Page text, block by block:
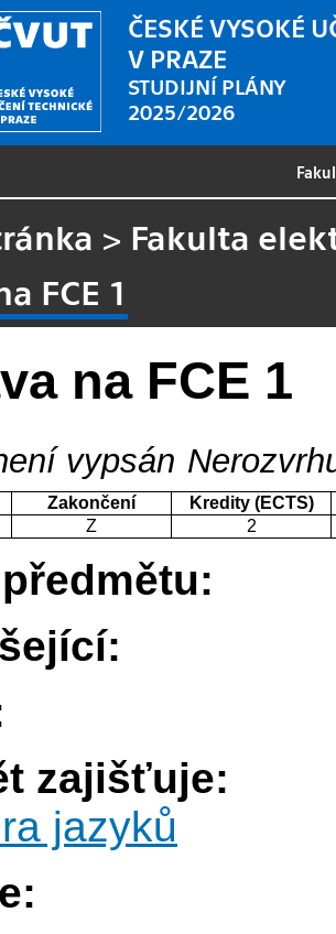
ČESKÉ VYSOKÉ
V PRAZE
STUDIJNÍ PLÁNY
2025/2026
> Fakulta
FCE 1
na FCE 1
vypsán
Zakončení
Kredity (ECTS)
Z 2
zajišťuje:
jazyků